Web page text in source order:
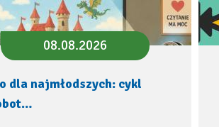
08.08.2026
dla najmłodszych: cykl